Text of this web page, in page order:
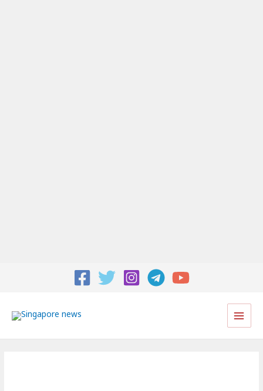
Main